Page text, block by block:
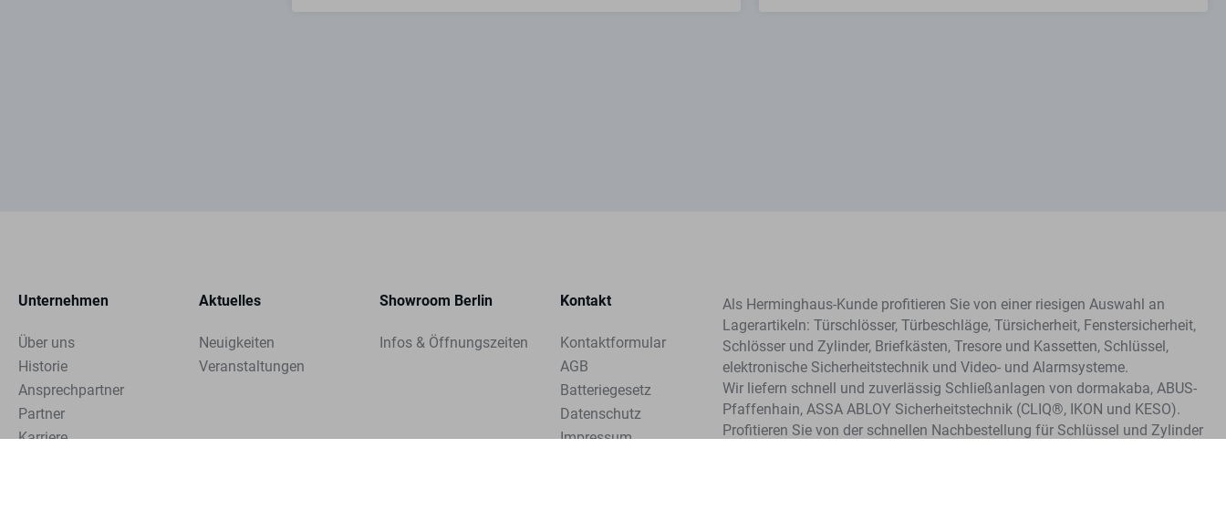
Unternehmen
Über uns
Historie
Ansprechpartner
Partner
Karriere
Aktuelles
Neuigkeiten
Veranstaltungen
Showroom Berlin
Infos & Öffnungszeiten
Kontakt
Kontaktformular
AGB
Batteriegesetz
Datenschutz
Impressum
Als Herminghaus-Kunde profitieren Sie von einer riesigen Auswahl an
Lagerartikeln: Türschlösser, Türbeschläge, Türsicherheit, Fenstersicherheit,
Schlösser und Zylinder, Briefkästen, Tresore und Kassetten, Schlüssel,
elektronische Sicherheitstechnik und Video- und Alarmsysteme.
Wir liefern schnell und zuverlässig Schließanlagen von dormakaba, ABUS-
Pfaffenhain, ASSA ABLOY Sicherheitstechnik (CLIQ®, IKON und KESO).
Profitieren Sie von der schnellen Nachbestellung für Schlüssel und Zylinder